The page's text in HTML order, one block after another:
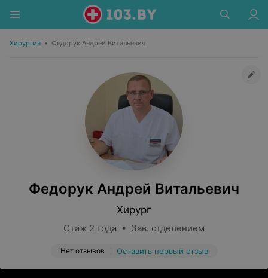
Хирургия • Федорук Андрей Витальевич
Федорук Андрей Витальевич
Хирург
Стаж 2 года • Зав. отделением
Нет отзывов Оставить первый отзыв